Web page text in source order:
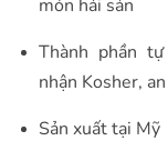
món hải sản
Thành phần
nhận Kosher,
Sản xuất tại Mỹ